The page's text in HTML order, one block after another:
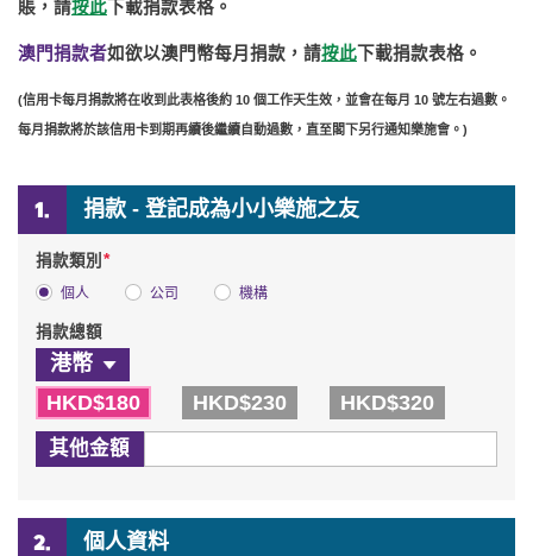
賬，請按此 下載捐款表格。
澳門捐款者如欲以澳門幣每月捐款，請按此 下載捐款表格。
(信用卡每月捐款將在收到此表格後約 10 個工作天生效，並會在每月 10 號左右過數。
每月捐款將於該信用卡到期再續後繼續自動過數，直至閣下另行通知樂施會。)
捐款 - 登記成為小小樂施之友
捐款類別 *
個人 公司 機構
捐款總額
HKD$180 HKD$230 HKD$320
其他金額
個人資料